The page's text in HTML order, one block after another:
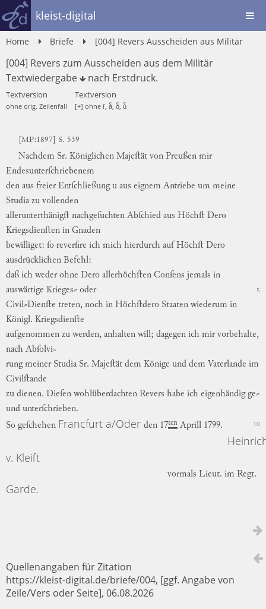
kleist-digital
Home Briefe [004] Revers Ausscheiden aus Militär
[004] Revers zum Ausscheiden aus dem Militär
Textwiedergabe
nach Erstdruck.
Textversion
ohne orig. Zeilenfall
Textversion
[+] ohne ſ, aͤ, oͤ, uͤ
[MP:1897] S. 539
Nachdem Sr. Königlichen Majeſtät von Preußen mir
Endesunterſchriebenem
den aus freier Entſchließung u aus eignem Antriebe um meine
Studia zu vollenden
allerunterthänigſt nachgeſuchten Abſchied aus Höchſt Dero
Kriegsdienſten in Gnaden
bewilliget: ſo reverſire ich mich hierdurch auf Höchſt Dero
ausdrücklichen Befehl:
daß ich weder ohne Dero allerhöchſten Conſens jemals in
auswärtige Krieges⸗ oder 5
Civil⸗Dienſte treten, noch in Höchſtdero Staaten wiederum in
Königl. Kriegsdienſte
aufgenommen zu werden, anhalten will; dagegen ich mir vorbehalte,
nach Abſolvi⸗
rung meiner Studia Sr. Majeſtät dem Könige und dem Vaterlande im
Civilſtande
zu dienen. Dieſen wohlüberdachten Revers habe ich eigenhändig ge⸗
und unterſchrieben.
So geſchehen Francfurt a/Oder den 17ten Aprill 1799. 10
v. Kleiſt
vormals Lieut. im Regt.
Garde.
Quellenangaben für Zitation
https://kleist-digital.de/briefe/004, [ggf. Angabe von
Zeile/Vers oder Seite], 06.08.2026